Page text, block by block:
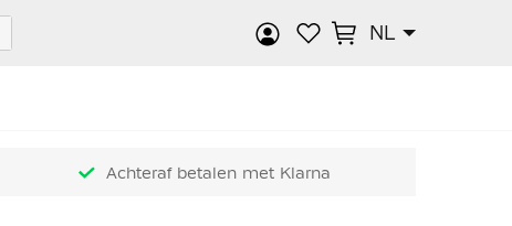
NL
Achteraf betalen met Klarna